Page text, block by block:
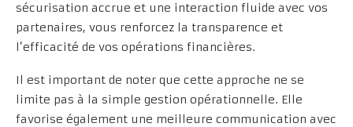
sécurisation accrue et une interaction fluide avec vos
partenaires, vous renforcez la transparence et
l’efficacité de vos opérations financières.
Il est important de noter que cette approche ne se
limite pas à la simple gestion opérationnelle. Elle
favorise également une meilleure communication avec